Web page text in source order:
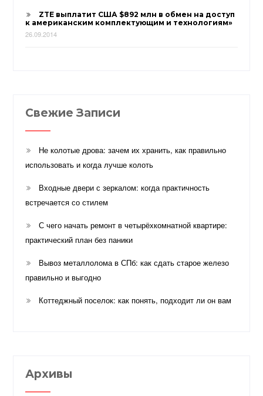
ZTE выплатит США $892 млн в обмен на доступ
к американским комплектующим и технологиям»
26.09.2014
Свежие Записи
Не колотые дрова: зачем их хранить, как правильно
использовать и когда лучше колоть
Входные двери с зеркалом: когда практичность
встречается со стилем
С чего начать ремонт в четырёхкомнатной квартире:
практический план без паники
Вывоз металлолома в СПб: как сдать старое железо
правильно и выгодно
Коттеджный поселок: как понять, подходит ли он вам
Архивы